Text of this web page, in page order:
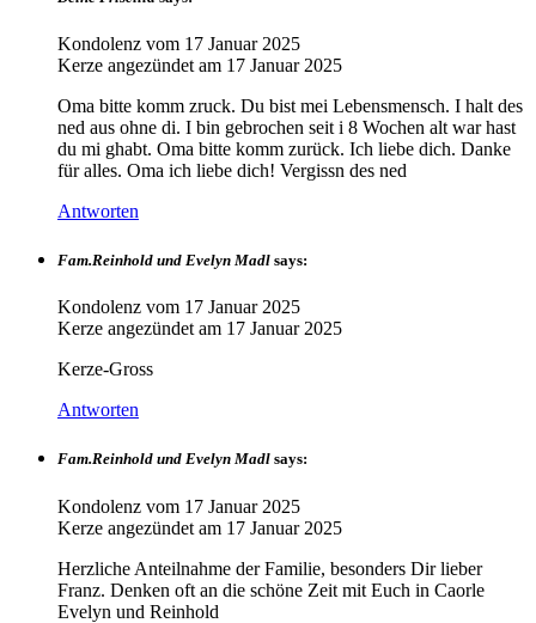
Kondolenz vom 17 Januar 2025
Kerze angezündet am 17 Januar 2025
Oma bitte komm zruck. Du bist mei Lebensmensch. I halt des
ned aus ohne di. I bin gebrochen seit i 8 Wochen alt war hast
du mi ghabt. Oma bitte komm zurück. Ich liebe dich. Danke
für alles. Oma ich liebe dich! Vergissn des ned
Antworten
Fam.Reinhold und Evelyn Madl says:
Kondolenz vom 17 Januar 2025
Kerze angezündet am 17 Januar 2025
Kerze-Gross
Antworten
Fam.Reinhold und Evelyn Madl says:
Kondolenz vom 17 Januar 2025
Kerze angezündet am 17 Januar 2025
Herzliche Anteilnahme der Familie, besonders Dir lieber
Franz. Denken oft an die schöne Zeit mit Euch in Caorle
Evelyn und Reinhold